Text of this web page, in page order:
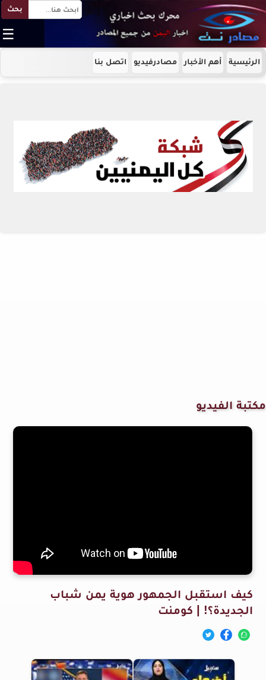
بحث
☰
الرئيسية أهم الأخبار مصادرفيديو اتصل بنا
مكتبة الفيديو
كيف استقبل الجمهور هوية يمن شباب
الجديدة؟! | كومنت